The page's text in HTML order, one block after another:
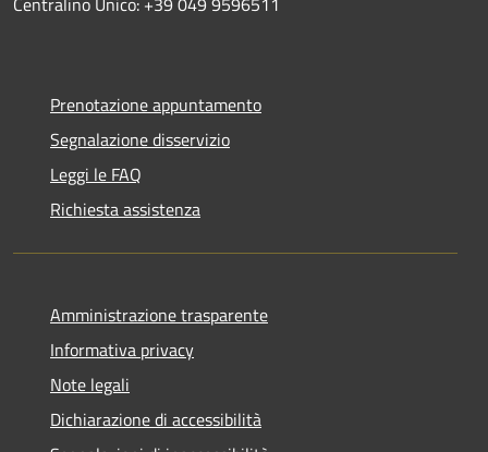
Prenotazione appuntamento
Segnalazione disservizio
Leggi le FAQ
Richiesta assistenza
Amministrazione trasparente
Informativa privacy
Note legali
Dichiarazione di accessibilità